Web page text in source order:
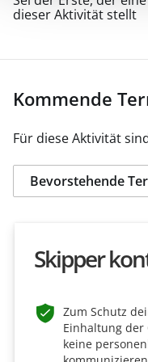
dieser Aktivität stellt
Kommende
Für diese Aktivität
Bevorstehende
Skipper
Zum Schutz
Einhaltung der
keine